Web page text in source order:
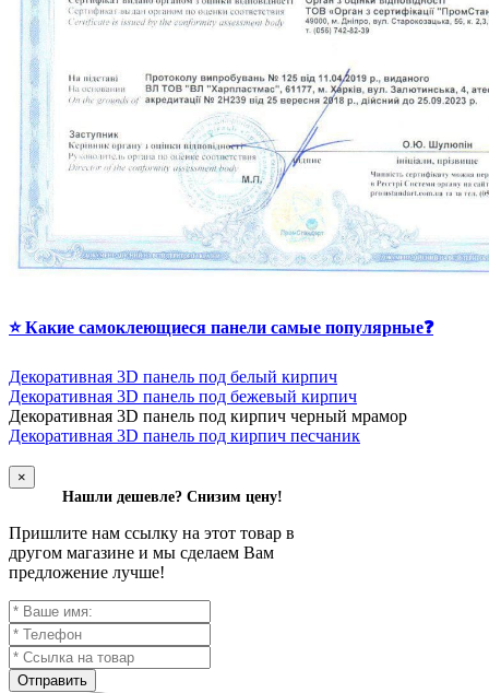
⭐ Какие самоклеющиеся панели самые популярные❓
Декоративная 3D панель под белый кирпич
Декоративная 3D панель под бежевый кирпич
Декоративная 3D панель под кирпич черный мрамор
Декоративная 3D панель под кирпич песчаник
×
Нашли дешевле? Снизим цену!
Пришлите нам ссылку на этот товар в
другом магазине и мы сделаем Вам
предложение лучше!
Отправить